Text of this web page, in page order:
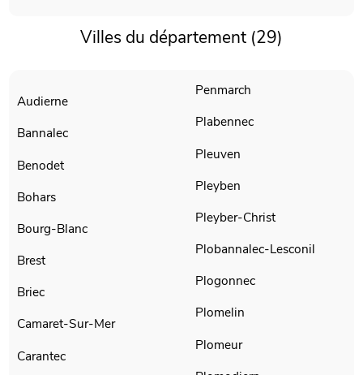
Villes du département (29)
Audierne
Bannalec
Benodet
Bohars
Bourg-Blanc
Brest
Briec
Camaret-Sur-Mer
Carantec
Penmarch
Plabennec
Pleuven
Pleyben
Pleyber-Christ
Plobannalec-Lesconil
Plogonnec
Plomelin
Plomeur